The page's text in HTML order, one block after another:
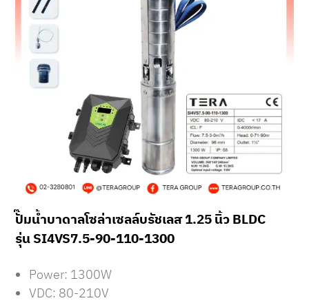
ปั๊มน้ำบาดาลโซล่าเซลล์บรัชเลส 1.25 นิ้ว BLDC
รุ่น SI4VS7.5-90-110-1300
Power: 1300W
VDC: 80-210V